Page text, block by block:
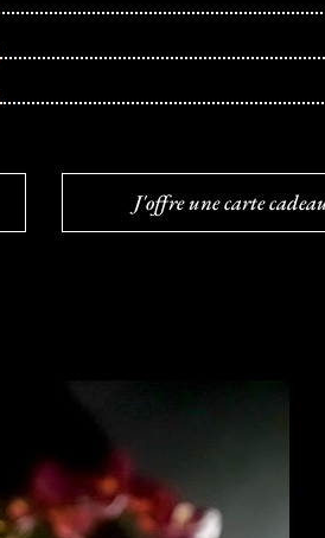
J'offre une carte